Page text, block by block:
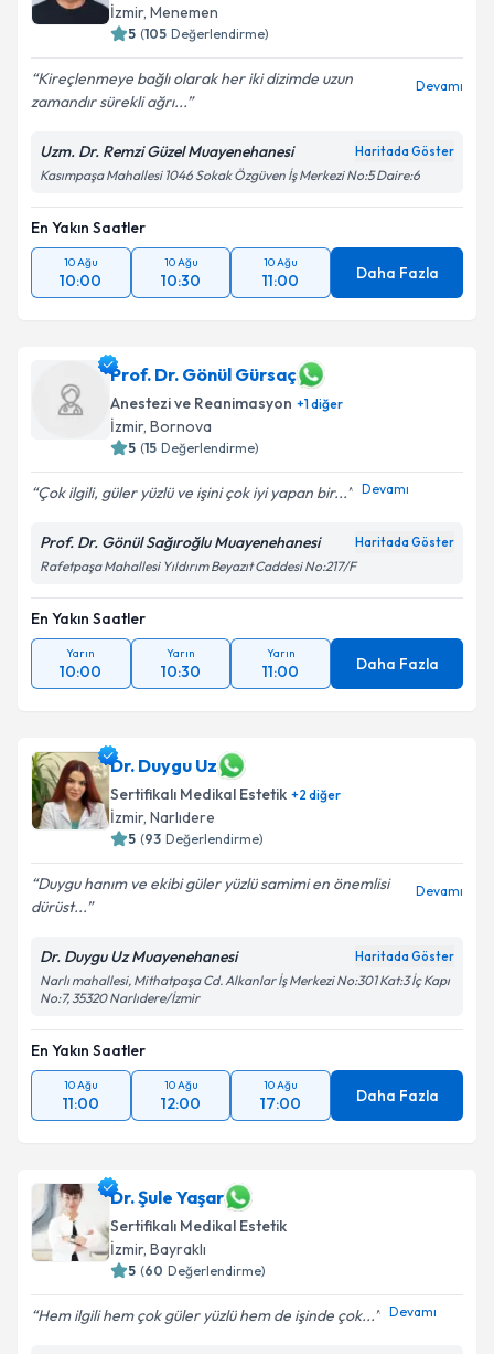
İzmir, Menemen
5 (105 Değerlendirme)
Kireçlenmeye bağlı olarak her iki dizimde uzun
zamandır sürekli ağrı...
Devamı
Uzm. Dr. Remzi Güzel Muayenehanesi Haritada Göster
Kasımpaşa Mahallesi 1046 Sokak Özgüven İş Merkezi No:5 Daire:6
En Yakın Saatler
10 Ağu
10:00
10 Ağu
10:30
10 Ağu
11:00 Daha Fazla
Prof. Dr. Gönül Gürsaç
Anestezi ve Reanimasyon +1diğer
İzmir, Bornova
5 (15 Değerlendirme)
Çok ilgili, güler yüzlü ve işini çok iyi yapan bir... Devamı
Prof. Dr. Gönül Sağıroğlu Muayenehanesi Haritada Göster
Rafetpaşa Mahallesi Yıldırım Beyazıt Caddesi No:217/F
En Yakın Saatler
Yarın
10:00
Yarın
10:30
Yarın
11:00 Daha Fazla
Dr. Duygu Uz
Sertifikalı Medikal Estetik +2 diğer
İzmir, Narlıdere
5 (93 Değerlendirme)
Duygu hanım ve ekibi güler yüzlü samimi en önemlisi
dürüst...
Devamı
Dr. Duygu Uz Muayenehanesi Haritada Göster
Narlı mahallesi, Mithatpaşa Cd. Alkanlar İş Merkezi No:301 Kat:3 İç Kapı
No:7, 35320 Narlıdere/İzmir
En Yakın Saatler
10 Ağu
11:00
10 Ağu
12:00
10 Ağu
17:00 Daha Fazla
Dr. Şule Yaşar
Sertifikalı Medikal Estetik
İzmir, Bayraklı
5 (60 Değerlendirme)
Hem ilgili hem çok güler yüzlü hem de işinde çok... Devamı